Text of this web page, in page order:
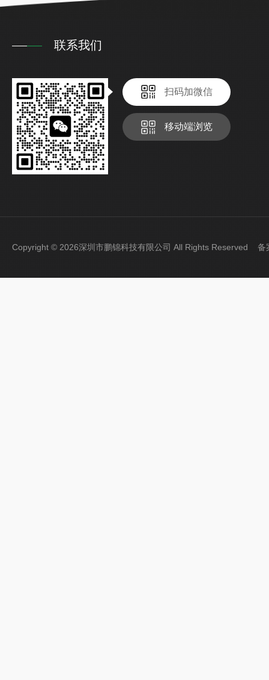
联系我们
扫码加微信
移动端浏览
Copyright © 2026深圳市鹏锦科技有限公司 All Rights Reserved 备